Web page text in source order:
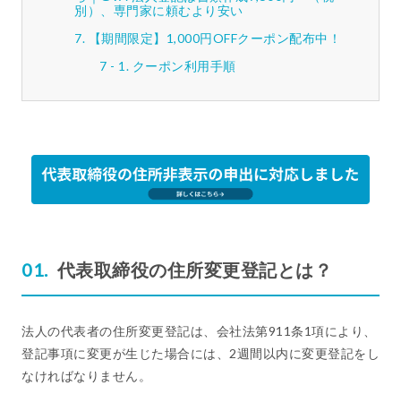
別）、専門家に頼むより安い
【期間限定】1,000円OFFクーポン配布中！
クーポン利用手順
代表取締役の住所変更登記とは？
法人の代表者の住所変更登記は、会社法第911条1項により、
登記事項に変更が生じた場合には、2週間以内に変更登記をし
なければなりません。